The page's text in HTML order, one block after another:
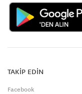
TAKİP EDİN
Facebook